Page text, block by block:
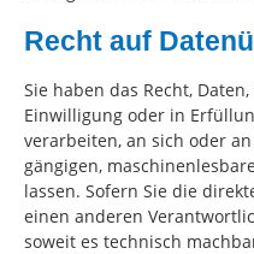
Recht auf
Sie haben das Recht,
Einwilligung oder in
verarbeiten, an sich oder
gängigen,
lassen. Sofern Sie die
einen anderen
soweit es technisch